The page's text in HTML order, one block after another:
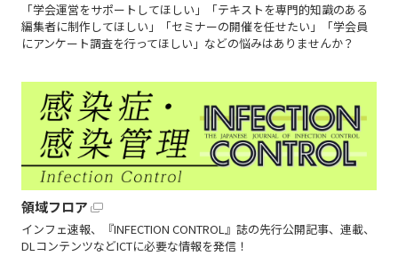
「学会運営をサポートしてほしい」「テキストを専門的知識のある
編集者に制作してほしい」「セミナーの開催を任せたい」「学会員
にアンケート調査を行ってほしい」などの悩みはありませんか？
領域フロア
インフェ速報、『INFECTION CONTROL』誌の先行公開記事、連載、
DLコンテンツなどICTに必要な情報を発信！